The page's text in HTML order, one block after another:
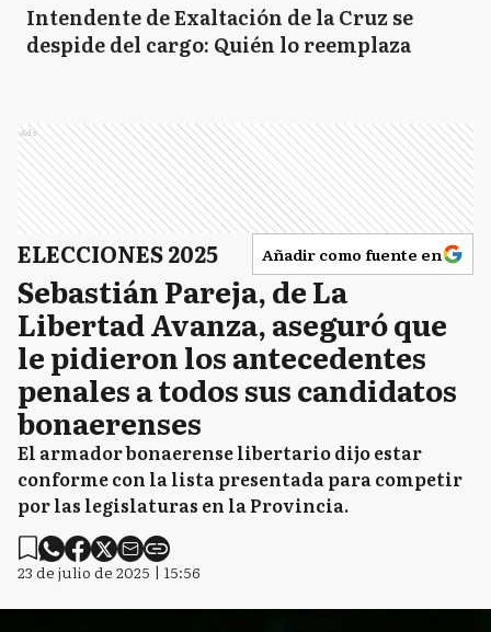
Intendente de Exaltación de la Cruz se
despide del cargo: Quién lo reemplaza
Ads
ELECCIONES 2025 Añadir como fuente en
Sebastián Pareja, de La
Libertad Avanza, aseguró que
le pidieron los antecedentes
penales a todos sus candidatos
bonaerenses
El armador bonaerense libertario dijo estar
conforme con la lista presentada para competir
por las legislaturas en la Provincia.
23 de julio de 2025 | 15:56